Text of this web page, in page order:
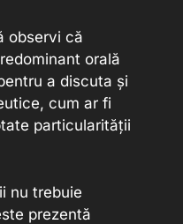
observi că
orală
a discuta și
cum ar fi
particularității
nu trebuie
prezentă